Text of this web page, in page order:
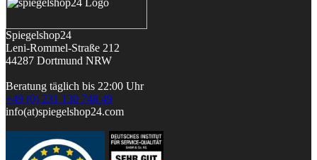
Spiegelshop24
Leni-Rommel-Straße 212
44287 Dortmund NRW
Beratung täglich bis 22:00 Uhr
+49 (0) 231 130 748 49
info(at)spiegelshop24.com